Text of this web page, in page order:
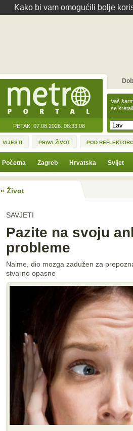
Kako bi vam omogućili bolje
PETAK, 07.08.2026. 08:33:08
Vaš
se
VIJESTI PRAVI ŽIVOT POD
Početna Zagreb Hrvatska Svijet
« Život
SAVJETI
Pazite na svoju
probleme
Naime, dio mozga zadužen za
stvarno opasne